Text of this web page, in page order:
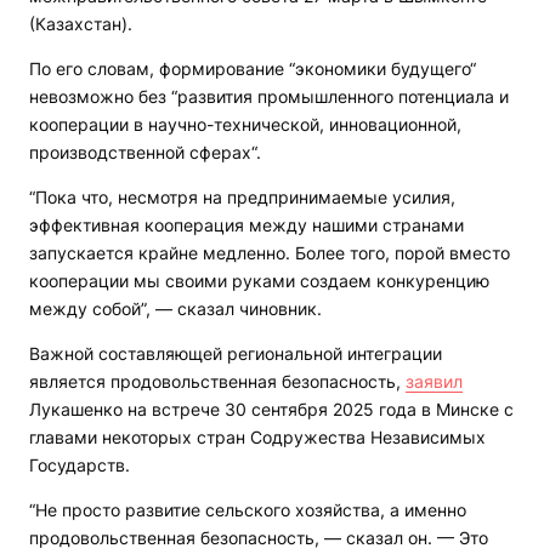
(Казахстан).
По его словам, формирование “экономики будущего“
невозможно без “развития промышленного потенциала и
кооперации в научно-технической, инновационной,
производственной сферах“.
“Пока что, несмотря на предпринимаемые усилия,
эффективная кооперация между нашими странами
запускается крайне медленно. Более того, порой вместо
кооперации мы своими руками создаем конкуренцию
между собой”, — сказал чиновник.
Важной составляющей региональной интеграции
является продовольственная безопасность, заявил
Лукашенко на встрече 30 сентября 2025 года в Минске с
главами некоторых стран Содружества Независимых
Государств.
“Не просто развитие сельского хозяйства, а именно
продовольственная безопасность, — сказал он. — Это